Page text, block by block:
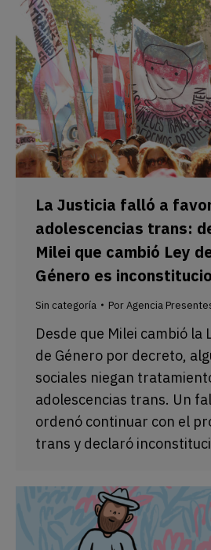
La Justicia falló a
adolescencias trans:
Milei que cambió Ley
Género es
Sin categoría PorAgencia
Desde que Milei cambió la
de Género por decreto,
sociales niegan
adolescencias trans. Un
ordenó continuar con el
trans y declaró